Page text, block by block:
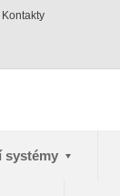
Kontakty
systémy